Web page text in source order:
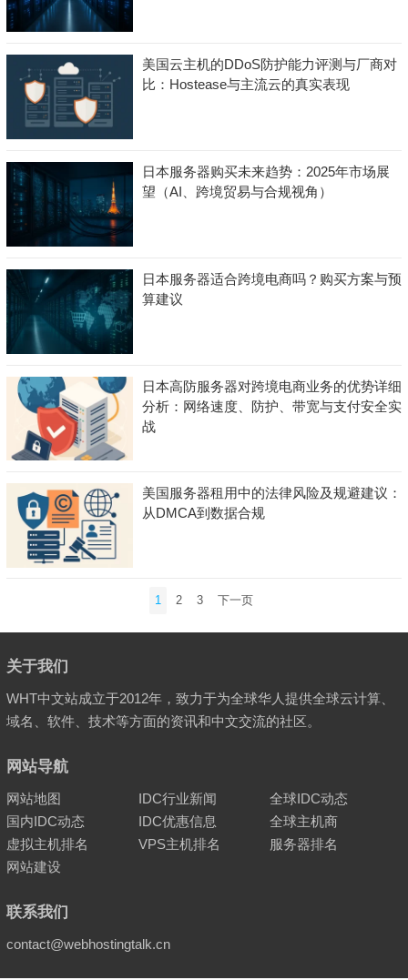
美国云主机的DDoS防护能力评测与厂商对
比：Hostease与主流云的真实表现
日本服务器购买未来趋势：2025年市场展
望（AI、跨境贸易与合规视角）
日本服务器适合跨境电商吗？购买方案与预
算建议
日本高防服务器对跨境电商业务的优势详细
分析：网络速度、防护、带宽与支付安全实
战
美国服务器租用中的法律风险及规避建议：
从DMCA到数据合规
分
页
1 2 3 下一页
关于我们
WHT中文站成立于2012年，致力于为全球华人提供全球云计算、
域名、软件、技术等方面的资讯和中文交流的社区。
网站导航
网站地图 IDC行业新闻
全球IDC动态
国内IDC动态
IDC优惠信息
全球主机商
虚拟主机排名
VPS主机排名
服务器排名
网站建设
联系我们
contact@webhostingtalk.cn